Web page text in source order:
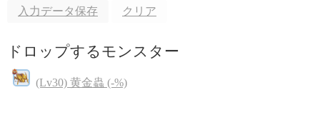
入力データ保存 クリア
ドロップするモンスター
(Lv30) 黄金蟲 (-%)